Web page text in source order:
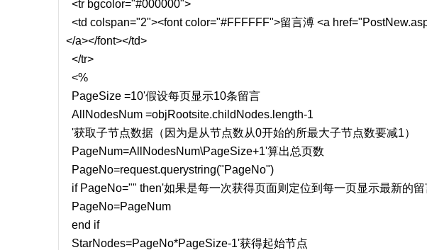
<tr bgcolor="#000000">
<td colspan="2"><font color="#FFFFFF">留言溥 <a
</a></font></td>
</tr>
<%
PageSize =10'假设每页显示10条留言
AllNodesNum =objRootsite.childNodes.length-1
'获取子节点数据（因为是从节点数从0开始的所最大子节点数要减1）
PageNum=AllNodesNum\PageSize+1'算出总页数
PageNo=request.querystring("PageNo")
if PageNo="" then'如果是每一次获得页面则定位到每一页显示最新的留
PageNo=PageNum
end if
StarNodes=PageNo*PageSize-1'获得起始节点